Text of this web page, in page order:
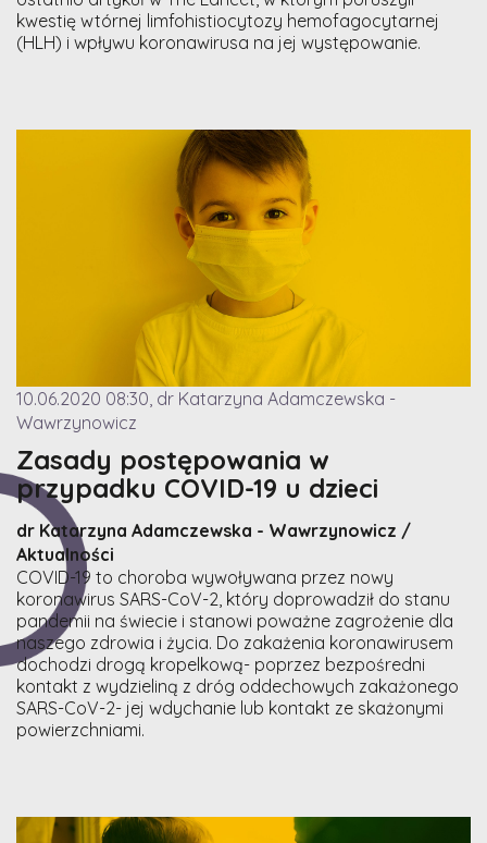
kwestię wtórnej limfohistiocytozy hemofagocytarnej
(HLH) i wpływu koronawirusa na jej występowanie.
10.06.2020 08:30, dr Katarzyna Adamczewska -
Wawrzynowicz
Zasady postępowania w
przypadku COVID-19 u dzieci
dr Katarzyna Adamczewska - Wawrzynowicz /
Aktualności
COVID-19 to choroba wywoływana przez nowy
koronawirus SARS-CoV-2, który doprowadził do stanu
pandemii na świecie i stanowi poważne zagrożenie dla
naszego zdrowia i życia. Do zakażenia koronawirusem
dochodzi drogą kropelkową- poprzez bezpośredni
kontakt z wydzieliną z dróg oddechowych zakażonego
SARS-CoV-2- jej wdychanie lub kontakt ze skażonymi
powierzchniami.